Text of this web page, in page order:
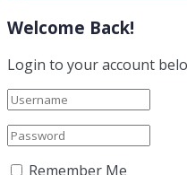
Welcome Back!
Login to your account
Remember Me